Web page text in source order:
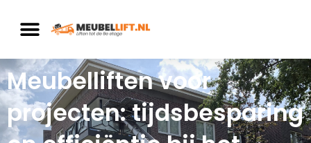
Meubelliften voor
projecten: tijdsbesparing